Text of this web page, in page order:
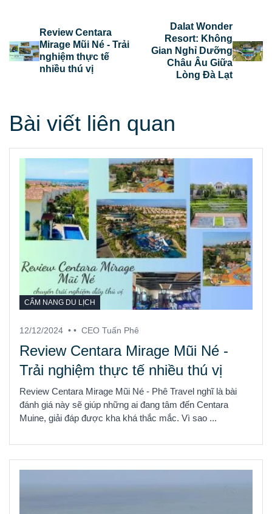
Review Centara
Mirage Mũi Né - Trải
nghiệm thực tế
nhiều thú vị
Dalat Wonder
Resort: Không
Gian Nghỉ Dưỡng
Châu Âu Giữa
Lòng Đà Lạt
Bài viết liên quan
CẨM NANG DU LỊCH
12/12/2024 • • CEO Tuấn Phê
Review Centara Mirage Mũi Né -
Trải nghiệm thực tế nhiều thú vị
Review Centara Mirage Mũi Né - Phê Travel nghĩ là bài
đánh giá này sẽ giúp những ai đang tâm đến Centara
Muine, giải đáp được kha khá thắc mắc. Vì sao ...